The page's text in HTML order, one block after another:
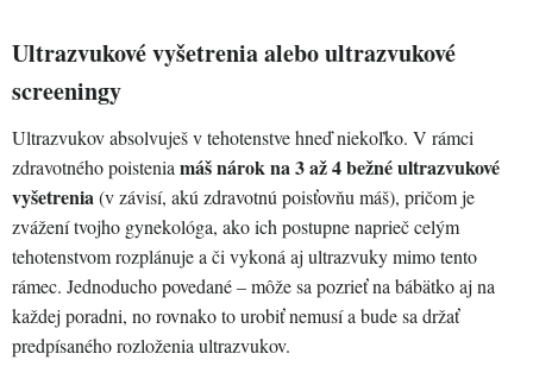
Ultrazvukové vyšetrenia alebo ultrazvukové
screeningy
Ultrazvukov absolvuješ v tehotenstve hneď niekoľko. V rámci
zdravotného poistenia máš nárok na 3 až 4 bežné ultrazvukové
vyšetrenia(v závisí, akú zdravotnú poisťovňu máš), pričom je
zvážení tvojho gynekológa, ako ich postupne naprieč celým
tehotenstvom rozplánuje a či vykoná aj ultrazvuky mimo tento
rámec. Jednoducho povedané – môže sa pozrieť na bábätko aj na
každej poradni, no rovnako to urobiť nemusí a bude sa držať
predpísaného rozloženia ultrazvukov.